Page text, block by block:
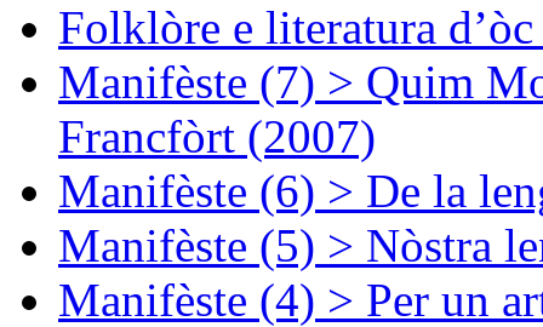
Folklòre e literatura
Manifèste (7) > Quim
Francfòrt (2007)
Manifèste (6) > De la
Manifèste (5) > Nòstra
Manifèste (4) > Per un